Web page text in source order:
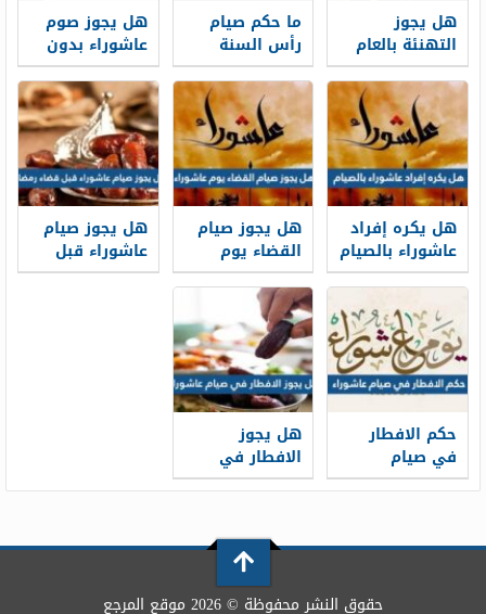
هل يجوز
التهنئة بالعام
الهجري الجديد
1448
ما حكم صيام
رأس السنة
الهجرية
هل يجوز صوم
عاشوراء بدون
نية ابن عثيميين
هل يكره إفراد
عاشوراء بالصيام
هل يجوز صيام
القضاء يوم
عاشوراء
هل يجوز صيام
عاشوراء قبل
قضاء رمضان
حكم الافطار
في صيام
عاشوراء
هل يجوز
الافطار في
صيام عاشوراء
حقوق النشر محفوظة © 2026 موقع المرجع